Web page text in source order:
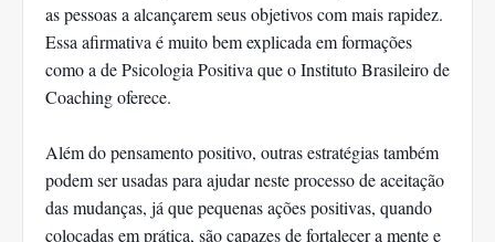
as pessoas a alcançarem seus objetivos com mais rapidez.
Essa afirmativa é muito bem explicada em formações
como a de Psicologia Positiva que o Instituto Brasileiro de
Coaching oferece.
Além do pensamento positivo, outras estratégias também
podem ser usadas para ajudar neste processo de aceitação
das mudanças, já que pequenas ações positivas, quando
colocadas em prática, são capazes de fortalecer a mente e